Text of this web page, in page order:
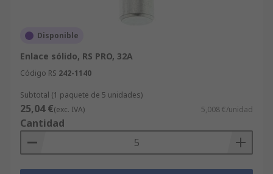
Disponible
Enlace sólido, RS PRO, 32A
Código RS 242-1140
Subtotal (1 paquete de 5 unidades)
25,04 €(exc. IVA) 5,008 €/unidad
Cantidad